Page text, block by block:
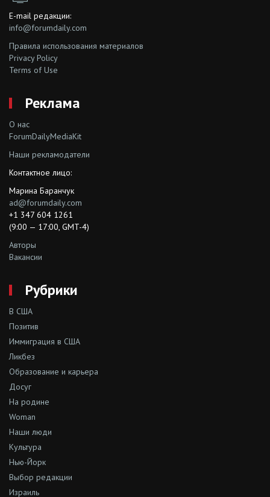
E-mail редакции:
info@forumdaily.com
Правила использования материалов
Privacy Policy
Terms of Use
Реклама
О нас
ForumDailyMediaKit
Наши рекламодатели
Контактное лицо:
Марина Баранчук
ad@forumdaily.com
+1 347 604 1261
(9:00 — 17:00, GMT-4)
Авторы
Вакансии
Рубрики
В США
Позитив
Иммиграция в США
Ликбез
Образование и карьера
Досуг
На родине
Woman
Наши люди
Культура
Нью-Йорк
Выбор редакции
Израиль